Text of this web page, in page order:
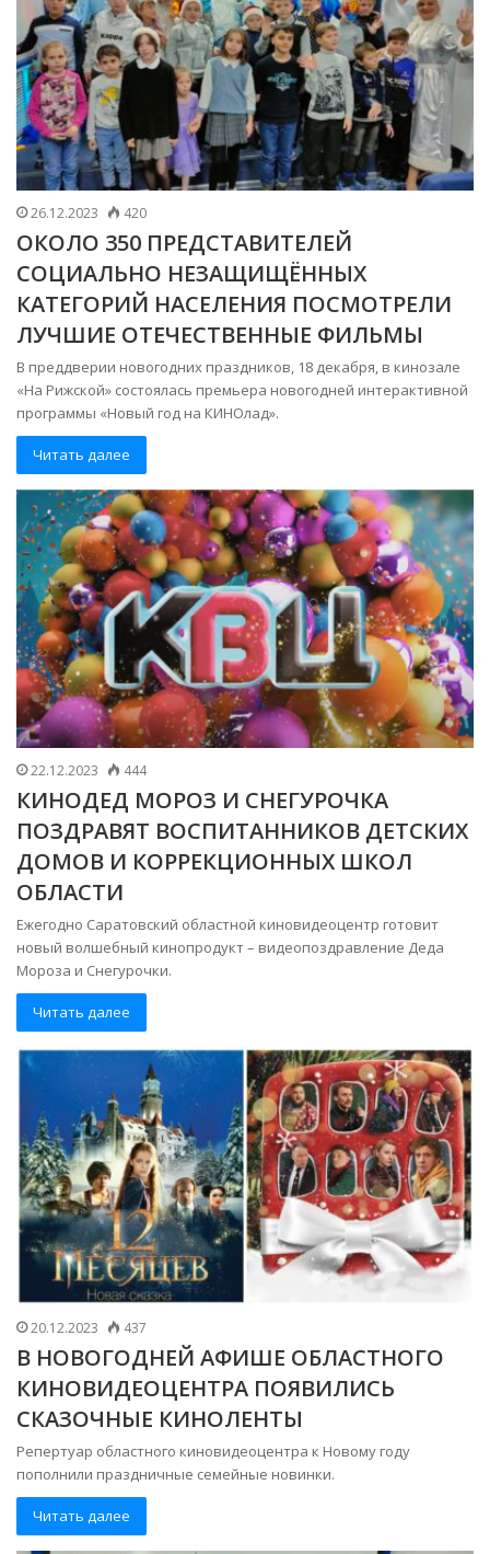
26.12.2023 420
ОКОЛО 350 ПРЕДСТАВИТЕЛЕЙ
СОЦИАЛЬНО НЕЗАЩИЩЁННЫХ
КАТЕГОРИЙ НАСЕЛЕНИЯ ПОСМОТРЕЛИ
ЛУЧШИЕ ОТЕЧЕСТВЕННЫЕ ФИЛЬМЫ
В преддверии новогодних праздников, 18 декабря, в кинозале
«На Рижской» состоялась премьера новогодней интерактивной
программы «Новый год на КИНОлад».
Читать далее
22.12.2023 444
КИНОДЕД МОРОЗ И СНЕГУРОЧКА
ПОЗДРАВЯТ ВОСПИТАННИКОВ ДЕТСКИХ
ДОМОВ И КОРРЕКЦИОННЫХ ШКОЛ
ОБЛАСТИ
Ежегодно Саратовский областной киновидеоцентр готовит
новый волшебный кинопродукт – видеопоздравление Деда
Мороза и Снегурочки.
Читать далее
20.12.2023 437
В НОВОГОДНЕЙ АФИШЕ ОБЛАСТНОГО
КИНОВИДЕОЦЕНТРА ПОЯВИЛИСЬ
СКАЗОЧНЫЕ КИНОЛЕНТЫ
Репертуар областного киновидеоцентра к Новому году
пополнили праздничные семейные новинки.
Читать далее